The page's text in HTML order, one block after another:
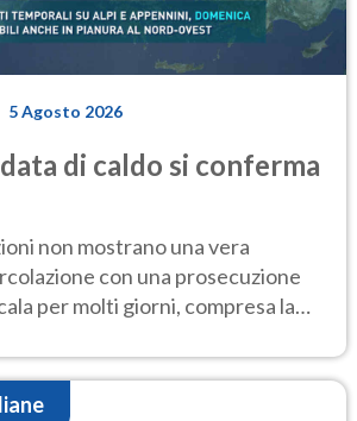
5 Agosto 2026
di caldo si conferma
non mostrano una vera
con una prosecuzione
per molti giorni, compresa la